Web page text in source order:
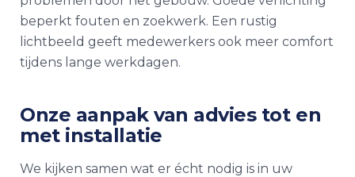
beperkt fouten en zoekwerk. Een rustig
lichtbeeld geeft medewerkers ook meer comfort
tijdens lange werkdagen.
Onze aanpak van advies tot en
met installatie
We kijken samen wat er écht nodig is in uw